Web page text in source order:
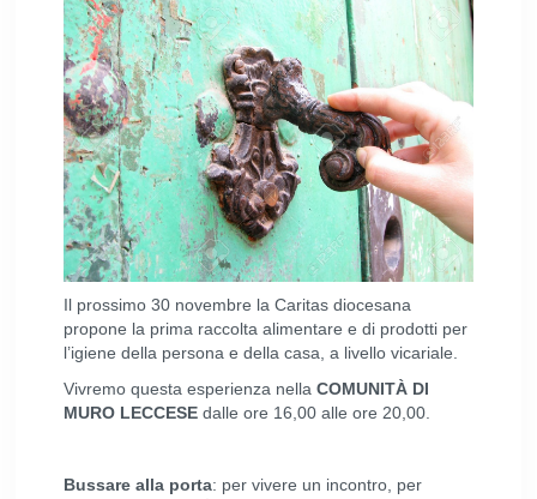
Il prossimo 30 novembre la Caritas diocesana
propone la prima raccolta alimentare e di prodotti per
l’igiene della persona e della casa, a livello vicariale.
Vivremo questa esperienza nellaCOMUNITÀ DI
MURO LECCESE dalle ore 16,00 alle ore 20,00.
Bussare alla porta: per vivere un incontro, per